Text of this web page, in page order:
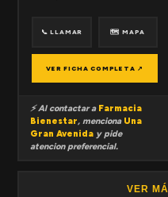
📞 LLAMAR 🗺 MAPA
VER FICHA COMPLETA ↗
⚡ Al contactar a Farmacia
Bienestar, menciona Una
Gran Avenida y pide
atencion preferencial.
VER